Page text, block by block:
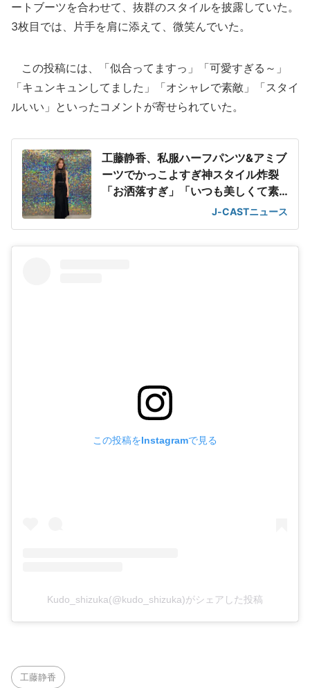
ートブーツを合わせて、抜群のスタイルを披露していた。
3枚目では、片手を肩に添えて、微笑んでいた。
この投稿には、「似合ってますっ」「可愛すぎる～」
「キュンキュンしてました」「オシャレで素敵」「スタイ
ルいい」といったコメントが寄せられていた。
工藤静香、私服ハーフパンツ&アミブ
ーツでかっこよすぎ神スタイル炸裂
「お洒落すぎ」「いつも美しくて素
J-CASTニュース
この投稿をInstagramで見る
Kudo_shizuka(@kudo_shizuka)がシェアした投稿
工藤静香